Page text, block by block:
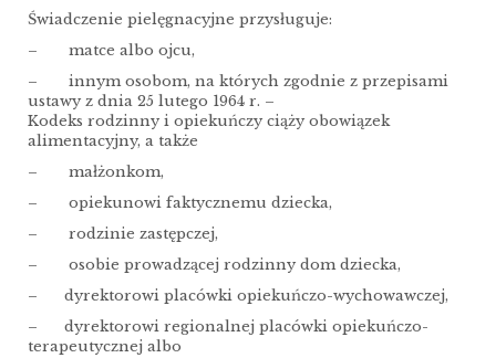
Świadczenie pielęgnacyjne przysługuje:
– matce albo ojcu,
– innym osobom, na których zgodnie z przepisami
ustawy z dnia 25 lutego 1964 r. –
Kodeks rodzinny i opiekuńczy ciąży obowiązek
alimentacyjny, a także
– małżonkom,
– opiekunowi faktycznemu dziecka,
– rodzinie zastępczej,
– osobie prowadzącej rodzinny dom dziecka,
– dyrektorowi placówki opiekuńczo-wychowawczej,
– dyrektorowi regionalnej placówki opiekuńczo-
terapeutycznej albo